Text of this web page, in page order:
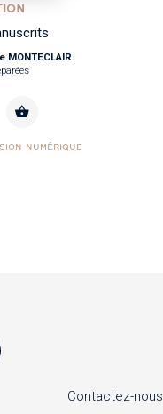
NUMÉRIQUE
Contactez-nous